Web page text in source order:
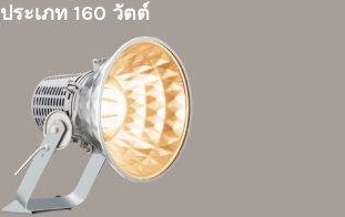
ประเภท 160 วัตต์